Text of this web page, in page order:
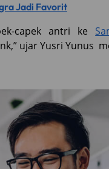
Jadi Favorit
capek antri ke
ujar Yusri Yunus